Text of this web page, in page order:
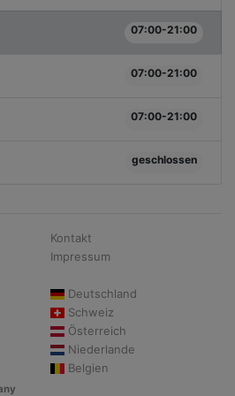
07:00-21:00
07:00-21:00
07:00-21:00
geschlossen
Kontakt
Impressum
Deutschland
Schweiz
Österreich
Niederlande
Belgien